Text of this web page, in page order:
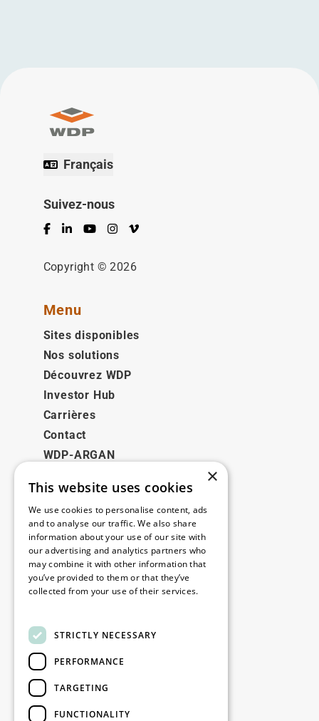
Français
Suivez-nous
Facebook
LinkedInYouTubeInstagram
Vimeo
Copyright © 2026
Menu
Sites disponibles
Nos solutions
Découvrez WDP
Investor Hub
Carrières
Contact
WDP-ARGAN
Juridique
Disclaimer
Politique de confidentialité
Cookie Policy
Contact
Restez informé
Restez à jour : inscrivez-vous à nos
newsletters Marketing
×
This website uses cookies
We use cookies to personalise content, ads
and to analyse our traffic. We also share
information about your use of our site with
our advertising and analytics partners who
may combine it with other information that
you’ve provided to them or that they’ve
collected from your use of their services.
STRICTLY NECESSARY
PERFORMANCE
TARGETING
FUNCTIONALITY